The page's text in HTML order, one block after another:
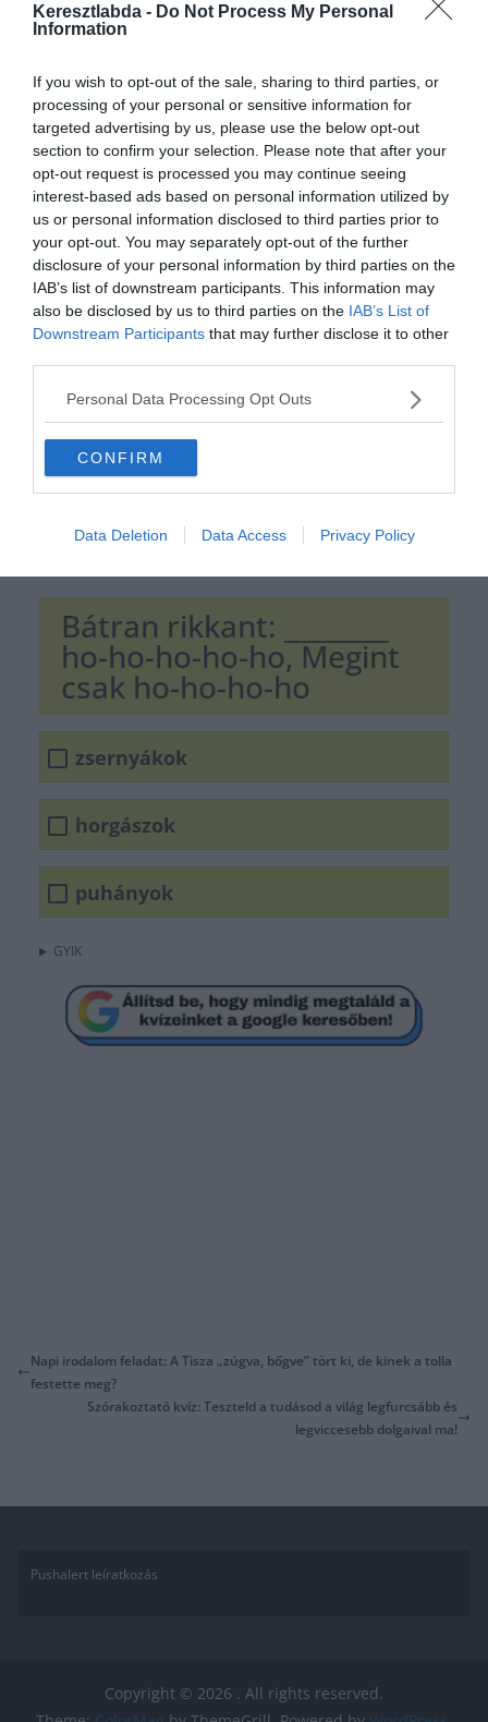
Keresztlabda - Do Not Process My Personal
Information
If you wish to opt-out of the sale, sharing to third parties, or
processing of your personal or sensitive information for
targeted advertising by us, please use the below opt-out
section to confirm your selection. Please note that after your
opt-out request is processed you may continue seeing
interest-based ads based on personal information utilized by
us or personal information disclosed to third parties prior to
your opt-out. You may separately opt-out of the further
disclosure of your personal information by third parties on the
IAB’s list of downstream participants. This information may
also be disclosed by us to third parties on the IAB’s List of
Downstream Participants that may further disclose it to other
Personal Data Processing Opt Outs
CONFIRM
Data Deletion Data Access Privacy Policy
Hirdetés
Bátran rikkant: ________
ho-ho-ho-ho-ho, Megint
csak ho-ho-ho-ho
zsernyákok
horgászok
puhányok
GYIK
Napi irodalom feladat: A Tisza „zúgva, bőgve” tört ki, de kinek a tolla
festette meg?
Szórakoztató kvíz: Teszteld a tudásod a világ legfurcsább és
legviccesebb dolgaival ma!
Pushalert leíratkozás
Copyright © 2026 . All rights reserved.